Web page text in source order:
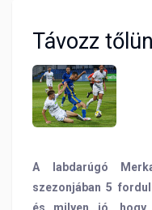
Távozz
A labdarúgó
szezonjában 5